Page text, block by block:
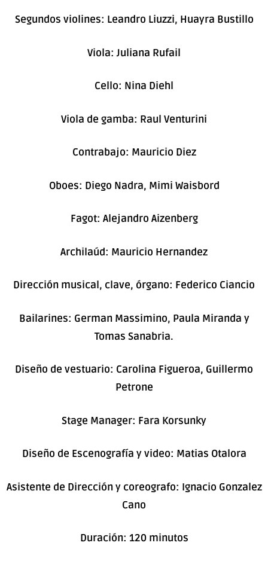
Segundos violines: Leandro Liuzzi, Huayra Bustillo
Viola: Juliana Rufail
Cello: Nina Diehl
Viola de gamba: Raul Venturini
Contrabajo: Mauricio Diez
Oboes: Diego Nadra, Mimi Waisbord
Fagot: Alejandro Aizenberg
Archilaúd: Mauricio Hernandez
Dirección musical, clave, órgano: Federico Ciancio
Bailarines: German Massimino, Paula Miranda y
Tomas Sanabria.
Diseño de vestuario: Carolina Figueroa, Guillermo
Petrone
Stage Manager: Fara Korsunky
Diseño de Escenografía y video: Matias Otalora
Asistente de Dirección y coreografo: Ignacio Gonzalez
Cano
Duración: 120 minutos